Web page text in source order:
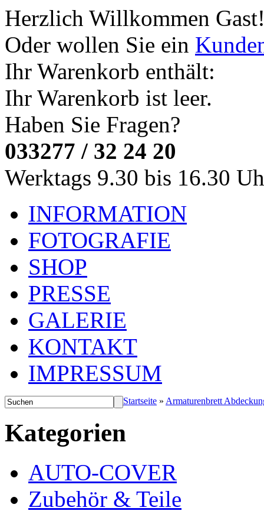
Herzlich Willkommen
Oder wollen Sie ein
Ihr Warenkorb enthält:
Ihr Warenkorb ist leer.
Haben Sie Fragen?
033277 / 32 24 20
Werktags 9.30 bis 16.30
INFORMATION
FOTOGRAFIE
SHOP
PRESSE
GALERIE
KONTAKT
IMPRESSUM
Startseite » Armaturenbrett
Kategorien
AUTO-COVER
Zubehör & Teile